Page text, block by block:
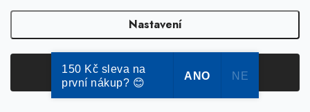
Nastavení
Souhlasím
150 Kč sleva na
první nákup? 😊
ANO NE